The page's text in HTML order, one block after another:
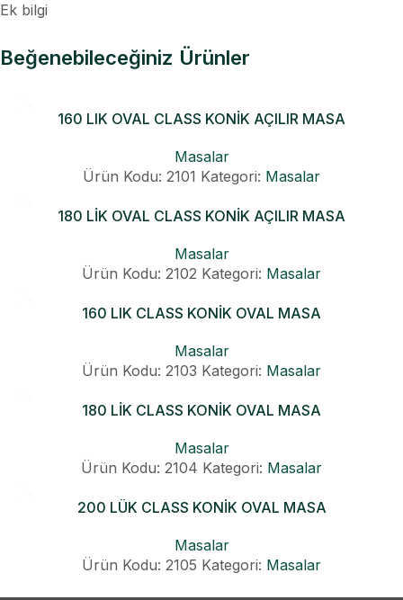
Ek bilgi
Beğenebileceğiniz Ürünler
160 LIK OVAL CLASS KONİK AÇILIR MASA
Masalar
Ürün Kodu: 2101 Kategori: Masalar
180 LİK OVAL CLASS KONİK AÇILIR MASA
Masalar
Ürün Kodu: 2102 Kategori: Masalar
160 LIK CLASS KONİK OVAL MASA
Masalar
Ürün Kodu: 2103 Kategori: Masalar
180 LİK CLASS KONİK OVAL MASA
Masalar
Ürün Kodu: 2104 Kategori: Masalar
200 LÜK CLASS KONİK OVAL MASA
Masalar
Ürün Kodu: 2105 Kategori: Masalar